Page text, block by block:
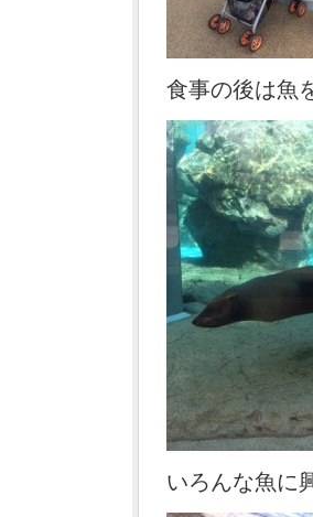
食事の後は魚
いろんな魚に